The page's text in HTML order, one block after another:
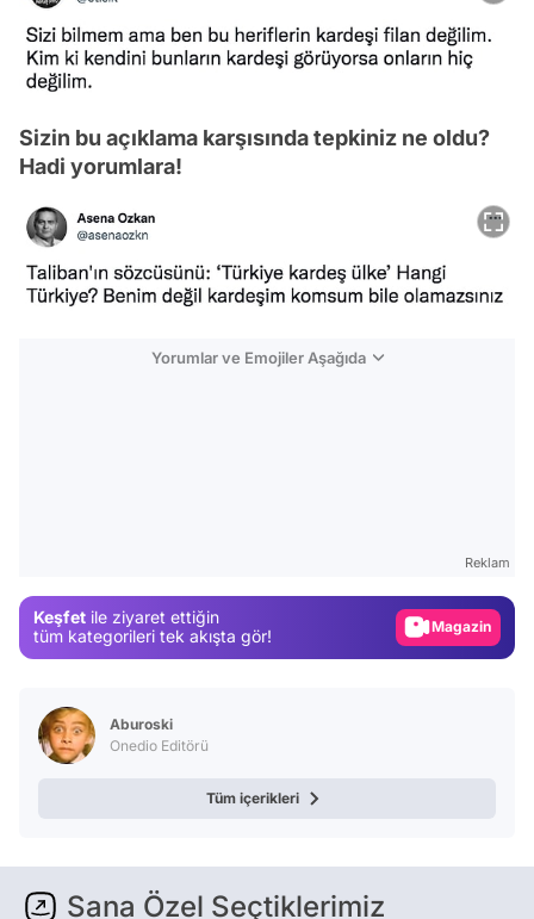
Sizin bu açıklama karşısında tepkiniz ne oldu?
Hadi yorumlara!
Yorumlar ve Emojiler Aşağıda
Reklam
Keşfet ile ziyaret ettiğin
tüm kategorileri tek akışta gör!
Magazin
Aburoski
Onedio Editörü
Tüm içerikleri
Sana Özel Seçtiklerimiz